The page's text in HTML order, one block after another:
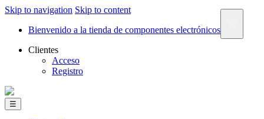
Skip to navigation Skip to content
Bienvenido a la tienda de componentes electrónicos
Clientes
Acceso
Registro
☰